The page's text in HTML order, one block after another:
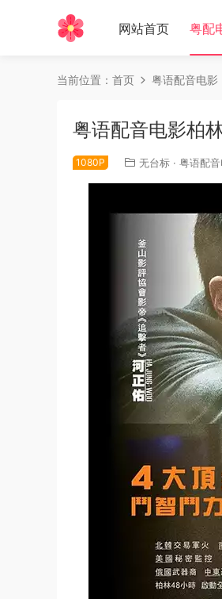
网站首页 粤配
当前位置： 首页 粤语配音电影
粤语配音电影柏
1080P 无台标 · 粤语配